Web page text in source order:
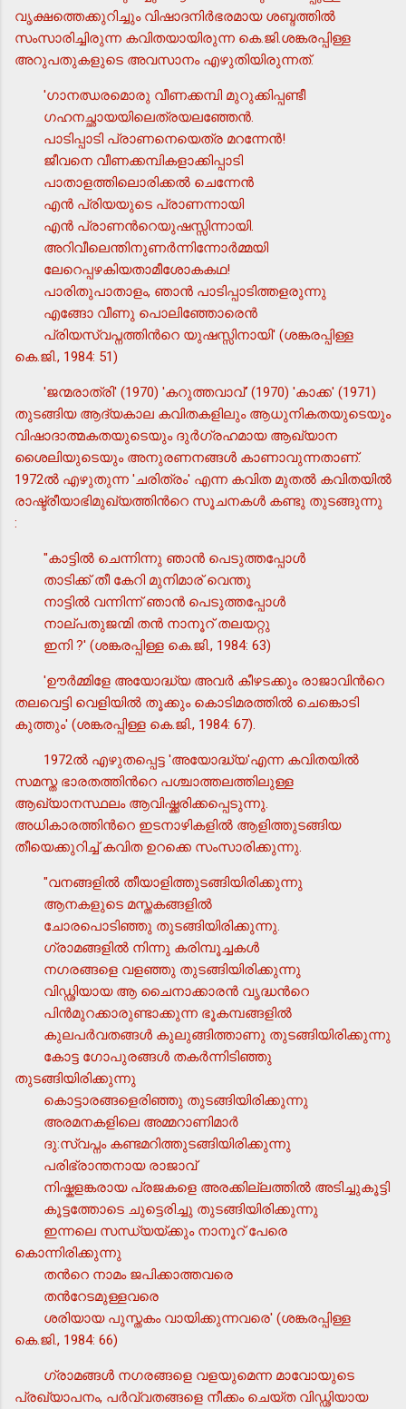
വൃക്ഷത്തെക്കുറിച്ചും വിഷാദനിര്‍ഭരമായ ശബ്ദത്തില്‍
സംസാരിച്ചിരുന്ന കവിതയായിരുന്ന കെ.ജി.ശങ്കരപ്പിള്ള
അറുപതുകളുടെ അവസാനം എഴുതിയിരുന്നത്.
'ഗാനഝരമൊരു വീണക്കമ്പി മുറുക്കിപ്പണ്ടീ
ഗഹനച്ഛായയിലെത്രയലഞ്ഞേന്‍.
പാടിപ്പാടി പ്രാണനെയെത്ര മറന്നേന്‍!
ജീവനെ വീണക്കമ്പികളാക്കിപ്പാടി
പാതാളത്തിലൊരിക്കല്‍ ചെന്നേന്‍
എന്‍ പ്രിയയുടെ പ്രാണന്നായി
എന്‍ പ്രാണന്‍റെയുഷസ്സിന്നായി.
അറിവീലെന്തിനുണര്‍ന്നിന്നോര്‍മ്മയി
ലേറെപ്പഴകിയതാമീശോകകഥ!
പാരിതുപാതാളം, ഞാന്‍ പാടിപ്പാടിത്തളരുന്നു
എങ്ങോ വീണു പൊലിഞ്ഞോരെന്‍
പ്രിയസ്വപ്നത്തിന്‍റെ യുഷസ്സിനായി' (ശങ്കരപ്പിള്ള
കെ.ജി., 1984: 51)
'ജന്മരാത്രി' (1970) 'കറുത്തവാവ്' (1970) 'കാക്ക' (1971)
തുടങ്ങിയ ആദ്യകാല കവിതകളിലും ആധുനികതയുടെയും
വിഷാദാത്മകതയുടെയും ദുര്‍ഗ്രഹമായ ആഖ്യാന
ശൈലിയുടെയും അനുരണനങ്ങള്‍ കാണാവുന്നതാണ്.
1972ല്‍ എഴുതുന്ന 'ചരിത്രം' എന്ന കവിത മുതല്‍ കവിതയില്‍
രാഷ്ട്രീയാഭിമുഖ്യത്തിന്‍റെ സൂചനകള്‍ കണ്ടു തുടങ്ങുന്നു
:
"കാട്ടില്‍ ചെന്നിന്നു ഞാന്‍ പെടുത്തപ്പോള്‍
താടിക്ക് തീ കേറി മുനിമാര് വെന്തു
നാട്ടില്‍ വന്നിന്ന് ഞാന്‍ പെടുത്തപ്പോള്‍
നാല്പതുജന്മി തന്‍ നാനൂറ് തലയറ്റു
ഇനി ?' (ശങ്കരപ്പിള്ള കെ.ജി., 1984: 63)
'ഊര്‍മ്മിളേ അയോദ്ധ്യ അവര്‍ കീഴടക്കും രാജാവിന്‍റെ
തലവെട്ടി വെളിയില്‍ തൂക്കും കൊടിമരത്തില്‍ ചെങ്കൊടി
കുത്തും' (ശങ്കരപ്പിള്ള കെ.ജി., 1984: 67).
1972ല്‍ എഴുതപ്പെട്ട 'അയോദ്ധ്യ'എന്ന കവിതയില്‍
സമസ്ത ഭാരതത്തിന്‍റെ പശ്ചാത്തലത്തിലുള്ള
ആഖ്യാനസ്ഥലം ആവിഷ്ക്കരിക്കപ്പെടുന്നു.
അധികാരത്തിന്‍റെ ഇടനാഴികളില്‍ ആളിത്തുടങ്ങിയ
തീയെക്കുറിച്ച് കവിത ഉറക്കെ സംസാരിക്കുന്നു.
"വനങ്ങളില്‍ തീയാളിത്തുടങ്ങിയിരിക്കുന്നു
ആനകളുടെ മസ്തകങ്ങളില്‍
ചോരപൊടിഞ്ഞു തുടങ്ങിയിരിക്കുന്നു.
ഗ്രാമങ്ങളില്‍ നിന്നു കരിമ്പൂച്ചകള്‍
നഗരങ്ങളെ വളഞ്ഞു തുടങ്ങിയിരിക്കുന്നു
വിഡ്ഢിയായ ആ ചൈനാക്കാരന്‍ വൃദ്ധന്‍റെ
പിന്‍മുറക്കാരുണ്ടാക്കുന്ന ഭൂകമ്പങ്ങളില്‍
കുലപര്‍വതങ്ങള്‍ കുലുങ്ങിത്താണു തുടങ്ങിയിരിക്കുന്നു
കോട്ട ഗോപുരങ്ങള്‍ തകര്‍ന്നിടിഞ്ഞു
തുടങ്ങിയിരിക്കുന്നു
കൊട്ടാരങ്ങളെരിഞ്ഞു തുടങ്ങിയിരിക്കുന്നു
അരമനകളിലെ അമ്മറാണിമാര്‍
ദു:സ്വപ്നം കണ്ടമറിത്തുടങ്ങിയിരിക്കുന്നു
പരിഭ്രാന്തനായ രാജാവ്
നിഷ്കളങ്കരായ പ്രജകളെ അരക്കില്ലത്തില്‍ അടിച്ചുകൂട്ടി
കൂട്ടത്തോടെ ചുട്ടെരിച്ചു തുടങ്ങിയിരിക്കുന്നു
ഇന്നലെ സന്ധ്യയ്ക്കും നാനൂറ് പേരെ
കൊന്നിരിക്കുന്നു
തന്‍റെ നാമം ജപിക്കാത്തവരെ
തന്‍റേടമുള്ളവരെ
ശരിയായ പുസ്തകം വായിക്കുന്നവരെ' (ശങ്കരപ്പിള്ള
കെ.ജി., 1984: 66)
ഗ്രാമങ്ങള്‍ നഗരങ്ങളെ വളയുമെന്ന മാവോയുടെ
പ്രഖ്യാപനം, പര്‍വ്വതങ്ങളെ നീക്കം ചെയ്ത വിഡ്ഢിയായ